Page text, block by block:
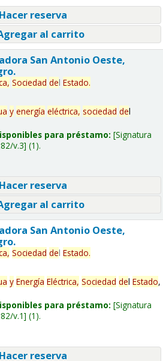
reserva
al carrito
San Antonio Oeste,
Sociedad del Estado.
y energía eléctrica, sociedad del
para préstamo: Signatura
v.3 (1).
reserva
al carrito
San Antonio Oeste,
Sociedad del Estado.
y Energía Eléctrica, Sociedad del Estado,
para préstamo: Signatura
v.1 (1).
reserva